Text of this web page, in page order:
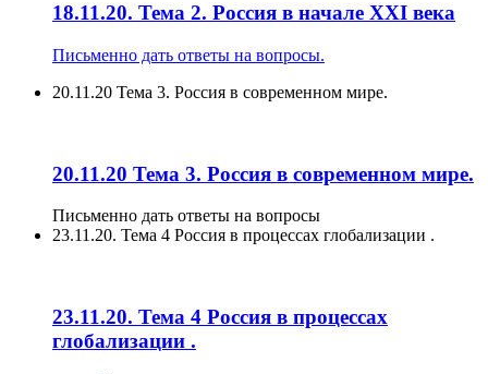
18.11.20. Тема 2. Россия в начале XXI века
Письменно дать ответы на вопросы.
20.11.20 Тема 3. Россия в современном мире.
20.11.20 Тема 3. Россия в современном мире.
Письменно дать ответы на вопросы
23.11.20. Тема 4 Россия в процессах глобализации .
23.11.20. Тема 4 Россия в процессах
глобализации .